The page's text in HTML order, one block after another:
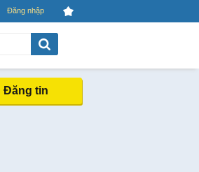
Đăng nhập
Đăng tin